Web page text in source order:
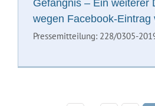
Gefängnis – Ein weiterer
wegen Facebook-Eintrag
Pressemitteilung: 228/0305-